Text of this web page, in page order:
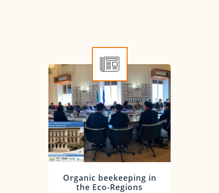
Organic beekeeping in
the Eco-Regions